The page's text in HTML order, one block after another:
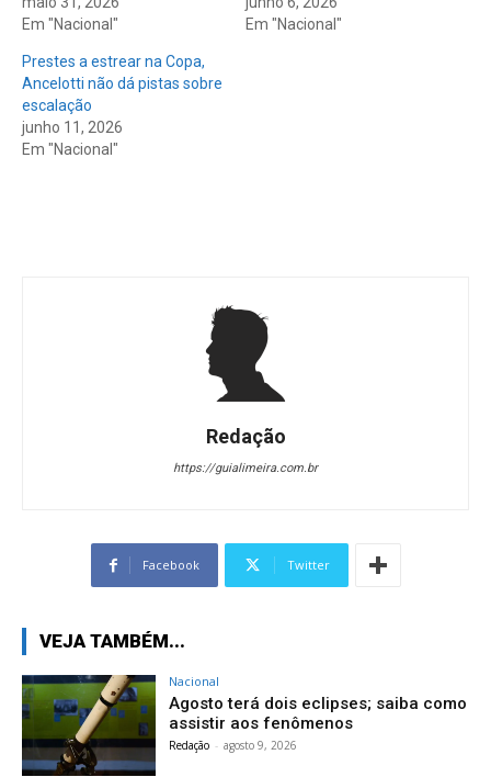
Em "Nacional"
Em "Nacional"
Prestes a estrear na Copa,
Ancelotti não dá pistas sobre
escalação
junho 11, 2026
Em "Nacional"
Redação
https://guialimeira.com.br
Facebook Twitter
VEJA TAMBÉM...
Nacional
Agosto terá dois eclipses; saiba como
assistir aos fenômenos
Redação - agosto 9, 2026